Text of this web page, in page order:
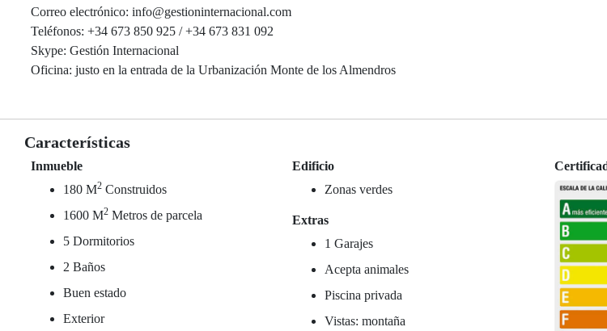
Correo electrónico: info@gestioninternacional.com
Teléfonos: +34 673 850 925 / +34 673 831 092
Skype: Gestión Internacional
Oficina: justo en la entrada de la Urbanización Monte de los Almendros
Características
Inmueble
180 M2 Construidos
1600 M2 Metros de parcela
5 Dormitorios
2 Baños
Buen estado
Exterior
Edificio
Zonas verdes
Extras
1 Garajes
Acepta animales
Piscina privada
Vistas: montaña